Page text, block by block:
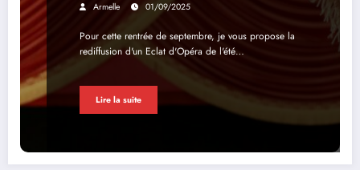
Armelle 01/09/2025
Pour cette rentrée de septembre, je vous propose la
rediffusion d'un Eclat d'Opéra de l'été…
Lire la suite